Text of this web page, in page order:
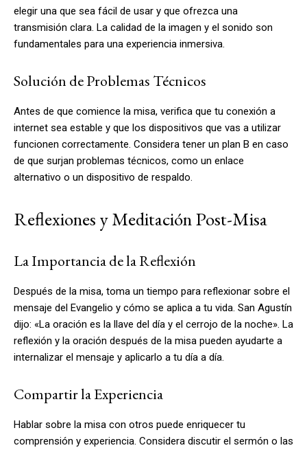
elegir una que sea fácil de usar y que ofrezca una
transmisión clara. La calidad de la imagen y el sonido son
fundamentales para una experiencia inmersiva.
Solución de Problemas Técnicos
Antes de que comience la misa, verifica que tu conexión a
internet sea estable y que los dispositivos que vas a utilizar
funcionen correctamente. Considera tener un plan B en caso
de que surjan problemas técnicos, como un enlace
alternativo o un dispositivo de respaldo.
Reflexiones y Meditación Post-Misa
La Importancia de la Reflexión
Después de la misa, toma un tiempo para reflexionar sobre el
mensaje del Evangelio y cómo se aplica a tu vida. San Agustín
dijo: «La oración es la llave del día y el cerrojo de la noche». La
reflexión y la oración después de la misa pueden ayudarte a
internalizar el mensaje y aplicarlo a tu día a día.
Compartir la Experiencia
Hablar sobre la misa con otros puede enriquecer tu
comprensión y experiencia. Considera discutir el sermón o las